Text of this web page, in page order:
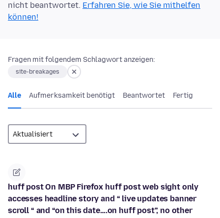
nicht beantwortet. Erfahren Sie, wie Sie mithelfen
können!
Fragen mit folgendem Schlagwort anzeigen:
site-breakages
Alle Aufmerksamkeit benötigt Beantwortet Fertig
huff post On MBP Firefox huff post web sight only
accesses headline story and “ live updates banner
scroll “ and “on this date….on huff post”, no other